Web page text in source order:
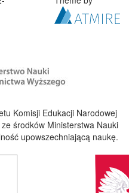
Komisji Edukacji Narodowej
środków Ministerstwa Nauki
upowszechniającą naukę.